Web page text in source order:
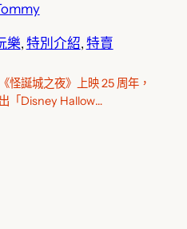
樂, 特別介紹, 特賣
怪誕城之夜》上映 25 周年，
「Disney Hallow…